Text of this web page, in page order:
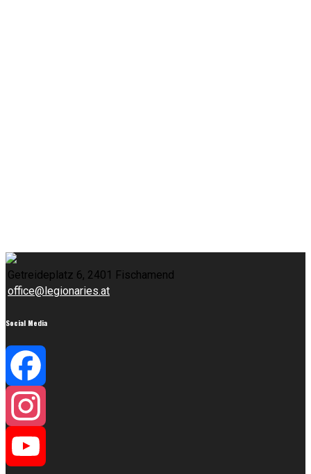
Getreideplatz 6, 2401 Fischamend
office@legionaries.at
Social Media
Facebook
Instagram